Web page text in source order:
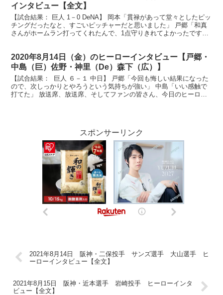
インタビュー【全文】
【試合結果： 巨人 1－0 DeNA】 岡本「貫禄があって堂々としたピッ
チングだったなと、すごいピッチャーだと思いました」 戸郷「和真
さんがホームラン打ってくれたんで、1点守りきれてよかったです」
2020年8月14日（金）のヒーローインタビュー【戸郷・
中島（巨）佐野・神里（De）森下（広）】
【試合結果： 巨人 ６－１ 中日】 戸郷「今回も悔しい結果になった
ので、次しっかりとやろうという気持ちが強い」 中島「いい感触で
打てた」 放送席、放送席、そしてファンの皆さん、今日のヒーロ
スポンサーリンク
2021年8月14日 阪神・二保投手 サンズ選手 大山選手 ヒ
ーローインタビュー【全文】
2021年8月15日 阪神・近本選手 岩崎投手 ヒーローインタ
ビュー【全文】